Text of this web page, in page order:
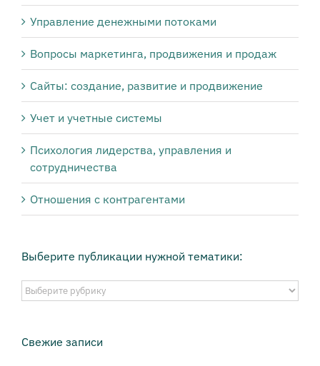
Управление денежными потоками
Вопросы маркетинга, продвижения и продаж
Сайты: создание, развитие и продвижение
Учет и учетные системы
Психология лидерства, управления и
сотрудничества
Отношения с контрагентами
Выберите публикации нужной тематики:
Выберите
публикации
тематики:
Свежие записи